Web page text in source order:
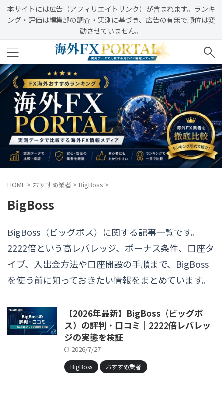
本サイトには広告（アフィリエイトリンク）が含まれます。ランキ
ング・評価は編集部の調査・実測に基づき、広告の有無で順位は変
動させていません。
HOME > おすすめ業者 > BigBoss >
BigBoss
BigBoss（ビッグボス）に関する記事一覧です。
2222倍という高レバレッジ、ボーナス条件、口座タ
イプ、入出金方法や口座開設の手順まで、BigBoss
を使う前に知っておきたい情報をまとめています。
【2026年最新】BigBoss（ビッグボ
ス）の評判・口コミ｜2222倍レバレッ
ジの実態を検証
2026/7/27
BigBoss おすすめ業者